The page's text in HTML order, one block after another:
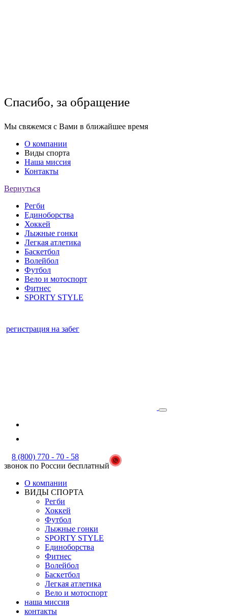
Спасибо, за обращение
Мы свяжемся с Вами в ближайшее время
О компании
Виды спорта
Наша миссия
Контакты
Вернуться
Регби
Единоборства
Хоккей
Лыжные гонки
Легкая атлетика
Баскетбол
Волейбол
Футбол
Вело и мотоспорт
Фитнес
SPORTY STYLE
регистрация на забег
8 (800) 770 - 70 - 58
звонок по России бесплатный
О компании
ВИДЫ СПОРТА
Регби
Хоккей
Футбол
Лыжные гонки
SPORTY STYLE
Единоборства
Фитнес
Волейбол
Баскетбол
Легкая атлетика
Вело и мотоспорт
наша миссия
контакты